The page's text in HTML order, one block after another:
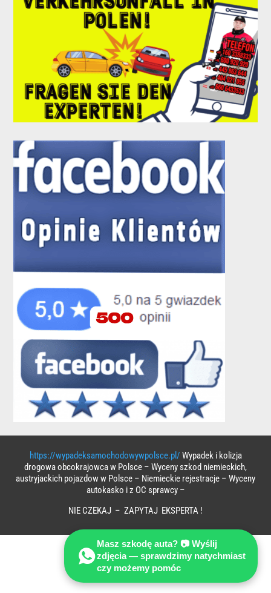
https://wypadeksamochodowywpolsce.pl/ Wypadek i kolizja
drogowa obcokrajowca w Polsce – Wyceny szkod niemieckich,
austryjackich pojazdow w Polsce – Niemieckie rejestracje – Wyceny
autokasko i z OC sprawcy –
NIE CZEKAJ – ZAPYTAJ EKSPERTA !
Masz szkodę auta? 📷 Wyślij
zdjęcia — sprawdzimy natychmiast
czy możemy pomóc